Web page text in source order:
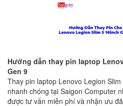
Hướng dẫn thay pin laptop
Gen 9
Thay pin laptop Lenovo Legion
nhanh chóng tại Saigon Computer
được tư vấn miễn phí và nhận ưu